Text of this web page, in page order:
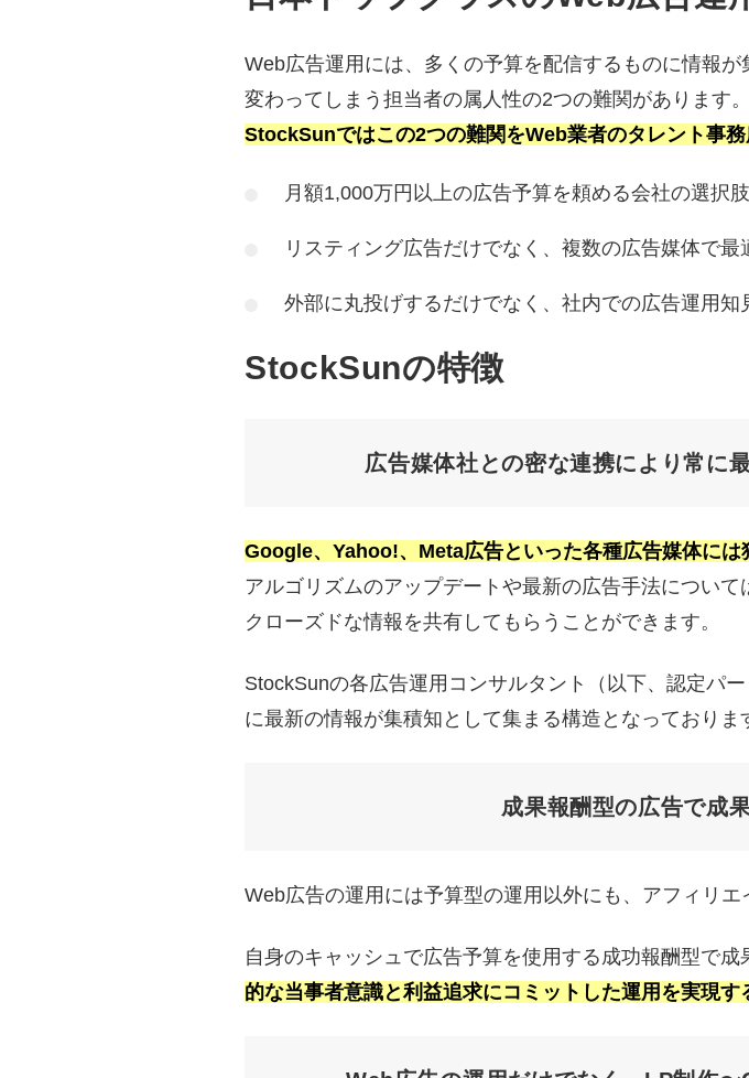
Web広告運用には、多くの予算を配信するものに情報
変わってしまう担当者の属人性の2つの難関があります。
StockSunではこの2つの難関をWeb業者のタレント事
月額1,000万円以上の広告予算を頼める会社の選択
リスティング広告だけでなく、複数の広告媒体で
外部に丸投げするだけでなく、社内での広告運用知
StockSunの特徴
広告媒体社との密な連携により常に
Google、Yahoo!、Meta広告といった各種広告媒体には
アルゴリズムのアップデートや最新の広告手法につい
クローズドな情報を共有してもらうことができます。
StockSunの各広告運用コンサルタント（以下、認定パ
に最新の情報が集積知として集まる構造となっておりま
成果報酬型の広告で成
Web広告の運用には予算型の運用以外にも、アフィリ
自身のキャッシュで広告予算を使用する成功報酬型で
的な当事者意識と利益追求にコミットした運用を実現す